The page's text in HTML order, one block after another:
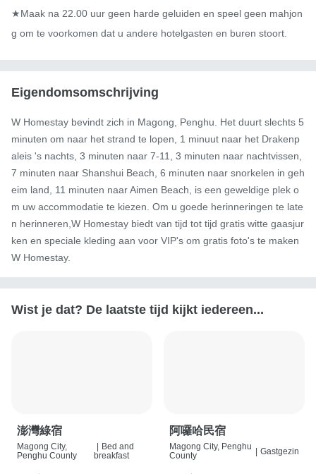
★Maak na 22.00 uur geen harde geluiden en speel geen mahjon
g om te voorkomen dat u andere hotelgasten en buren stoort.
Eigendomsomschrijving
W Homestay bevindt zich in Magong, Penghu. Het duurt slechts 5
minuten om naar het strand te lopen, 1 minuut naar het Drakenp
aleis 's nachts, 3 minuten naar 7-11, 3 minuten naar nachtvissen,
7 minuten naar Shanshui Beach, 6 minuten naar snorkelen in geh
eim land, 11 minuten naar Aimen Beach, is een geweldige plek o
m uw accommodatie te kiezen. Om u goede herinneringen te late
n herinneren,W Homestay biedt van tijd tot tijd gratis witte gaasjur
ken en speciale kleding aan voor VIP's om gratis foto's te maken
W Homestay.
Wist je dat? De laatste tijd kijkt iedereen...
澎灣綠宿
Magong City,
Penghu County
Bed and
breakfast
阿囉哈民宿
Magong City, Penghu
County
| Gastgezin